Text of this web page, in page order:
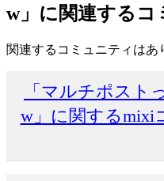
w」に関連するコ
関連するコミュニティはあ
「マルチポスト
w」に関するmixi